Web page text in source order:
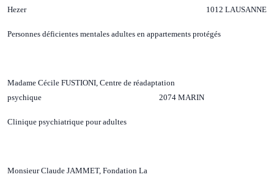
Hezer 1012 LAUSANNE
Personnes déficientes mentales adultes en appartements protégés
Madame Cécile FUSTIONI, Centre de réadaptation
psychique 2074 MARIN
Clinique psychiatrique pour adultes
Monsieur Claude JAMMET, Fondation La